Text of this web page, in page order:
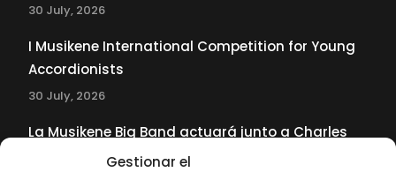
Gestionar el
30 July, 2026
I Musikene International Competition for Young
Accordionists
30 July, 2026
La Musikene Big Band actuará junto a Charles
Tolliver en el 61 Jazzaldia